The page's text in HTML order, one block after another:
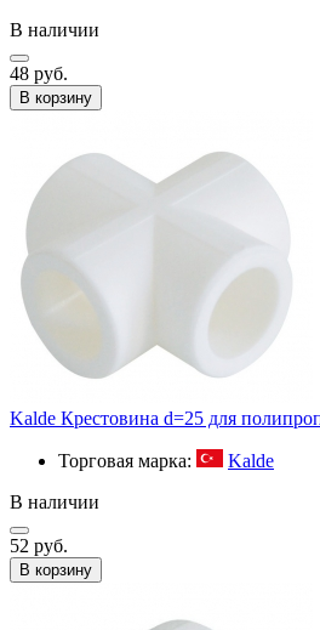
В наличии
48 руб.
В корзину
Kalde Крестовина d=25 для
Торговая марка:
Kalde
В наличии
52 руб.
В корзину